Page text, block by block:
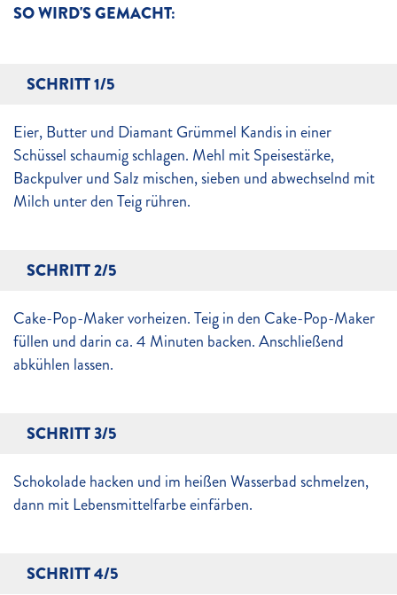
SO WIRD'S GEMACHT:
SCHRITT 1/5
Eier, Butter und Diamant Grümmel Kandis in einer
Schüssel schaumig schlagen. Mehl mit Speisestärke,
Backpulver und Salz mischen, sieben und abwechselnd mit
Milch unter den Teig rühren.
SCHRITT 2/5
Cake-Pop-Maker vorheizen. Teig in den Cake-Pop-Maker
füllen und darin ca. 4 Minuten backen. Anschließend
abkühlen lassen.
SCHRITT 3/5
Schokolade hacken und im heißen Wasserbad schmelzen,
dann mit Lebensmittelfarbe einfärben.
SCHRITT 4/5